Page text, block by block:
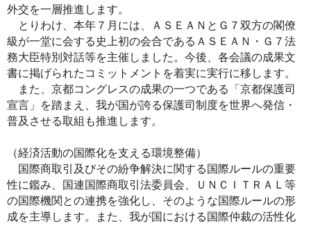
外交を一層推進します。
とりわけ、本年７月には、ＡＳＥＡＮとＧ７双方の閣僚
級が一堂に会する史上初の会合であるＡＳＥＡＮ・Ｇ７法
務大臣特別対話等を主催しました。今後、各会議の成果文
書に掲げられたコミットメントを着実に実行に移します。
また、京都コングレスの成果の一つである「京都保護司
宣言」を踏まえ、我が国が誇る保護司制度を世界へ発信・
普及させる取組も推進します。
（経済活動の国際化を支える環境整備）
国際商取引及びその紛争解決に関する国際ルールの重要
性に鑑み、国連国際商取引法委員会、ＵＮＣＩＴＲＡＬ等
の国際機関との連携を強化し、そのような国際ルールの形
成を主導します。また、我が国における国際仲裁の活性化